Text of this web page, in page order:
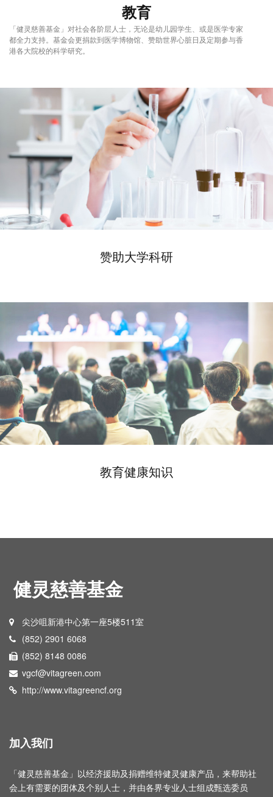
教育
「健灵慈善基金」对社会各阶层人士，无论是幼儿园学生、或是医学专家
都全力支持。基金会更捐款到医学博物馆、赞助世界心脏日及定期参与香
港各大院校的科学研究。
赞助大学科研
教育健康知识
健灵慈善基金
尖沙咀新港中心第一座5楼511室
(852) 2901 6068
(852) 8148 0086
vgcf@vitagreen.com
http://www.vitagreencf.org
加入我们
「健灵慈善基金」以经济援助及捐赠维特健灵健康产品，来帮助社
会上有需要的团体及个别人士，并由各界专业人士组成甄选委员